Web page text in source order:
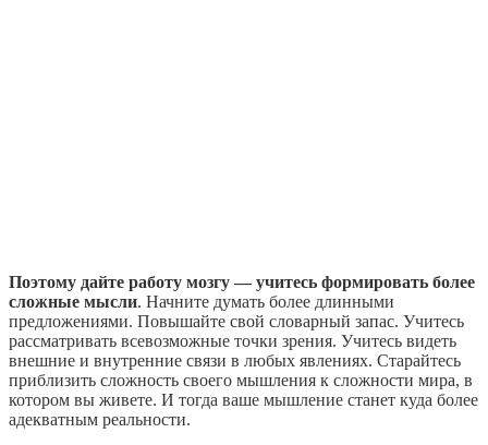
Поэтому дайте работу мозгу — учитесь формировать более
сложные мысли. Начните думать более длинными
предложениями. Повышайте свой словарный запас. Учитесь
рассматривать всевозможные точки зрения. Учитесь видеть
внешние и внутренние связи в любых явлениях. Старайтесь
приблизить сложность своего мышления к сложности мира, в
котором вы живете. И тогда ваше мышление станет куда более
адекватным реальности.